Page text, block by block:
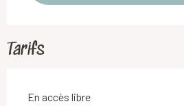
Tarifs
En accès libre